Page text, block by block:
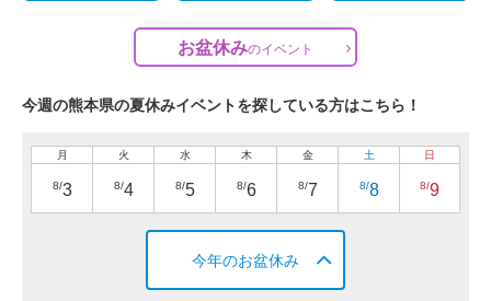
お盆休みのイベント
今週の熊本県の夏休みイベントを探している方はこちら！
月
8/3
火
8/4
水
8/5
木
8/6
金
8/7
土
8/8
日
8/9
今年のお盆休み